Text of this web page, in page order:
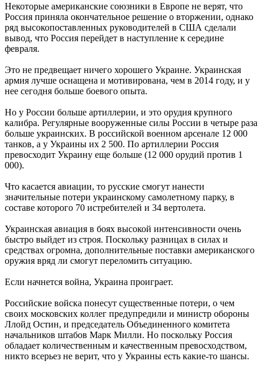
Некоторые американские союзники в Европе не верят, что
Россия приняла окончательное решение о вторжении, однако
ряд высокопоставленных руководителей в США сделали
вывод, что Россия перейдет в наступление к середине
февраля.
Это не предвещает ничего хорошего Украине. Украинская
армия лучше оснащена и мотивирована, чем в 2014 году, и у
нее сегодня больше боевого опыта.
Но у России больше артиллерии, и это орудия крупного
калибра. Регулярные вооруженные силы России в четыре раза
больше украинских. В российской военном арсенале 12 000
танков, а у Украины их 2 500. По артиллерии Россия
превосходит Украину еще больше (12 000 орудий против 1
000).
Что касается авиации, то русские смогут нанести
значительные потери украинскому самолетному парку, в
составе которого 70 истребителей и 34 вертолета.
Украинская авиация в боях высокой интенсивности очень
быстро выйдет из строя. Поскольку разницах в силах и
средствах огромна, дополнительные поставки американского
оружия вряд ли смогут переломить ситуацию.
Если начнется война, Украина проиграет.
Российские войска понесут существенные потери, о чем
своих московских коллег предупредили и министр обороны
Ллойд Остин, и председатель Объединенного комитета
начальников штабов Марк Милли. Но поскольку Россия
обладает количественным и качественным превосходством,
никто всерьез не верит, что у Украины есть какие-то шансы.